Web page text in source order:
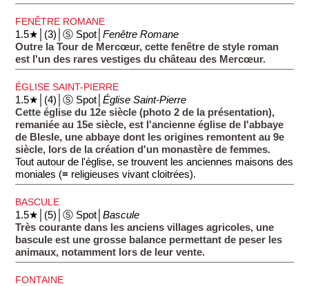
FENÊTRE ROMANE
1.5★│(3)│Ⓢ Spot│Fenêtre Romane
Outre la Tour de Mercœur, cette fenêtre de style roman
est l'un des rares vestiges du château des Mercœur.
ÉGLISE SAINT-PIERRE
1.5★│(4)│Ⓢ Spot│Église Saint-Pierre
Cette église du 12e siècle (photo 2 de la présentation),
remaniée au 15e siècle, est l'ancienne église de l'abbaye
de Blesle, une abbaye dont les origines remontent au 9e
siècle, lors de la création d'un monastère de femmes.
Tout autour de l'église, se trouvent les anciennes maisons des
moniales (≡ religieuses vivant cloitrées).
BASCULE
1.5★│(5)│Ⓢ Spot│Bascule
Très courante dans les anciens villages agricoles, une
bascule est une grosse balance permettant de peser les
animaux, notamment lors de leur vente.
FONTAINE